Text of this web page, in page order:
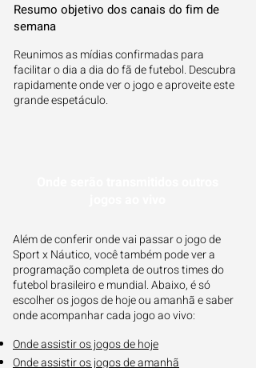
Resumo objetivo dos canais do fim de
semana
Reunimos as mídias confirmadas para
facilitar o dia a dia do fã de futebol. Descubra
rapidamente onde ver o jogo e aproveite este
grande espetáculo.
Além de conferir onde vai passar o jogo de
Sport x Náutico, você também pode ver a
programação completa de outros times do
futebol brasileiro e mundial. Abaixo, é só
escolher os jogos de hoje ou amanhã e saber
onde acompanhar cada jogo ao vivo:
Onde assistir os jogos de hoje
Onde assistir os jogos de amanhã